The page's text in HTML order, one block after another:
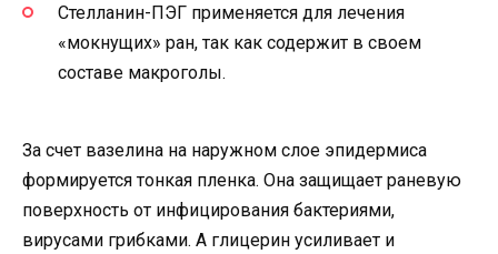
Стелланин-ПЭГ применяется для лечения
«мокнущих» ран, так как содержит в своем
составе макроголы.
За счет вазелина на наружном слое эпидермиса
формируется тонкая пленка. Она защищает раневую
поверхность от инфицирования бактериями,
вирусами грибками. А глицерин усиливает и